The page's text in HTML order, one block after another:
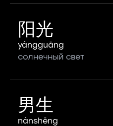
阳光
yángguāng
солнечный свет
男生
nánshēng